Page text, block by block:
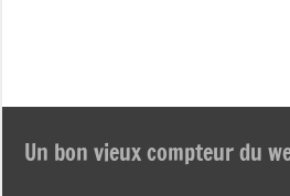
Un bon vieux compteur du